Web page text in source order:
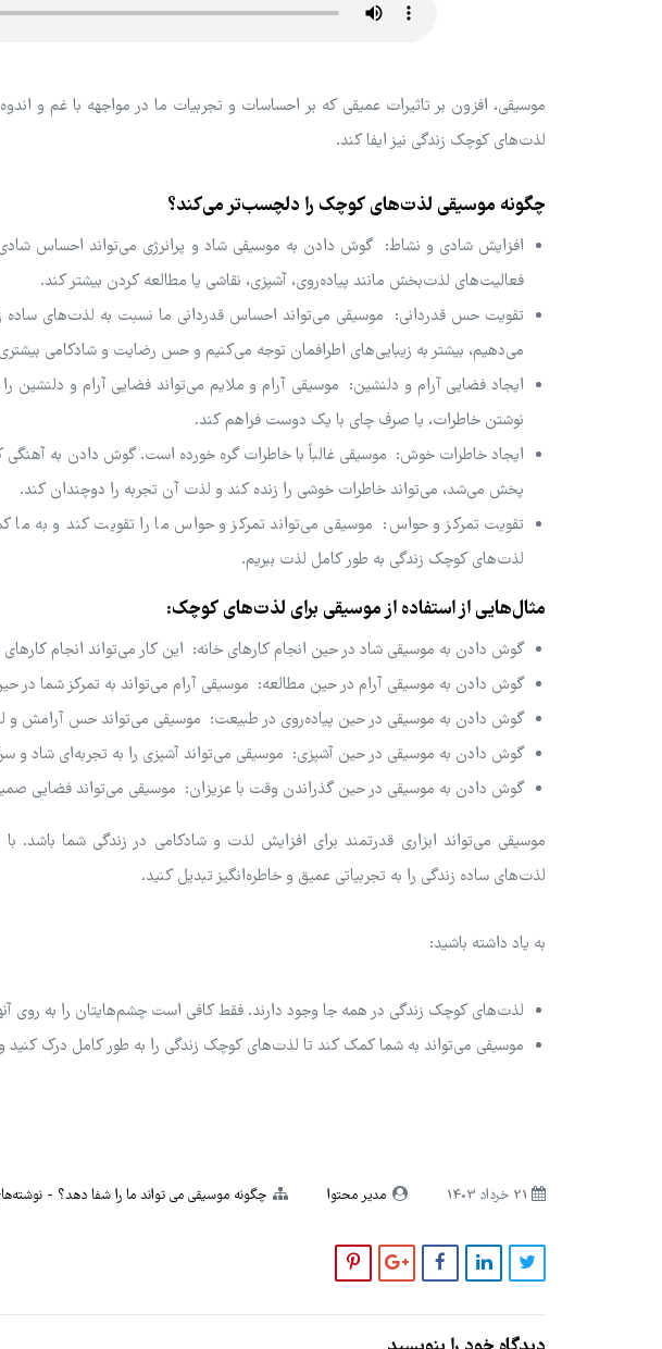
موسیقی، افزون بر تاثیرات عمیقی که بر احساسات و تجربیات ما در مواجهه با غم و
لذت‌های کوچک زندگی نیز ایفا کند.
چگونه موسیقی لذت‌های کوچک را دلچسب‌تر می‌کند؟
افزایش شادی و نشاط: گوش دادن به موسیقی شاد و پرانرژی می‌تواند احساس شادی
فعالیت‌های لذت‌بخش مانند پیاده‌روی، آشپزی، نقاشی یا مطالعه کردن بیشتر کند.
تقویت حس قدردانی: موسیقی می‌تواند احساس قدردانی ما نسبت به لذت‌های ساده
می‌دهیم، بیشتر به زیبایی‌های اطرافمان توجه می‌کنیم و حس رضایت و شادکامی
ایجاد فضایی آرام و دلنشین: موسیقی آرام و ملایم می‌تواند فضایی آرام و دلنشین
نوشتن خاطرات، یا صرف چای با یک دوست فراهم کند.
ایجاد خاطرات خوش: موسیقی غالباً با خاطرات گره خورده است. گوش دادن به آهنگی
پخش می‌شد، می‌تواند خاطرات خوشی را زنده کند و لذت آن تجربه را دوچندان کند.
تقویت تمرکز و حواس: موسیقی می‌تواند تمرکز و حواس ما را تقویت کند و به ما
لذت‌های کوچک زندگی به طور کامل لذت ببریم.
مثال‌هایی از استفاده از موسیقی برای لذت‌های کوچک:
گوش دادن به موسیقی شاد در حین انجام کارهای خانه: این کار می‌تواند انجام
گوش دادن به موسیقی آرام در حین مطالعه: موسیقی آرام می‌تواند به تمرکز شما
گوش دادن به موسیقی در حین پیاده‌روی در طبیعت: موسیقی می‌تواند حس آرامش و
گوش دادن به موسیقی در حین آشپزی: موسیقی می‌تواند آشپزی را به تجربه‌ای شاد و
گوش دادن به موسیقی در حین گذراندن وقت با عزیزان: موسیقی می‌تواند فضایی
موسیقی می‌تواند ابزاری قدرتمند برای افزایش لذت و شادکامی در زندگی شما باشد.
لذت‌های ساده زندگی را به تجربیاتی عمیق و خاطره‌انگیز تبدیل کنید.
به یاد داشته باشید:
لذت‌های کوچک زندگی در همه جا وجود دارند. فقط کافی است چشم‌هایتان را به روی آنها
موسیقی می‌تواند به شما کمک کند تا لذت‌های کوچک زندگی را به طور کامل درک کنید و
مدیر محتوا چگونه موسیقی می تواند ما را شفا دهد؟